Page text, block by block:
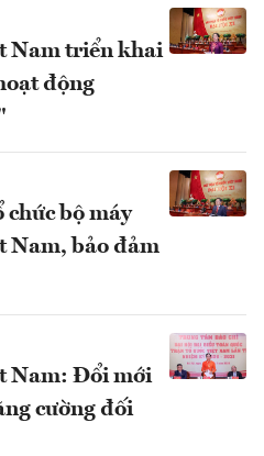
Nam triển khai
động
chức bộ máy
Nam, bảo đảm
Nam: Đổi mới
cường đối